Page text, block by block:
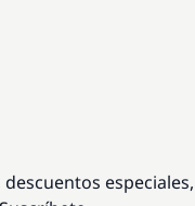
especiales,